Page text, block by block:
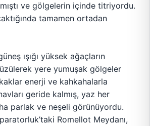
ve gölgelerin içinde titriyordu.
tamamen ortadan
ışığı yüksek ağaçların
yere yumuşak gölgeler
enerji ve kahkahalarla
geride kalmış, yaz her
parlak ve neşeli görünüyordu.
Romellot Meydanı,